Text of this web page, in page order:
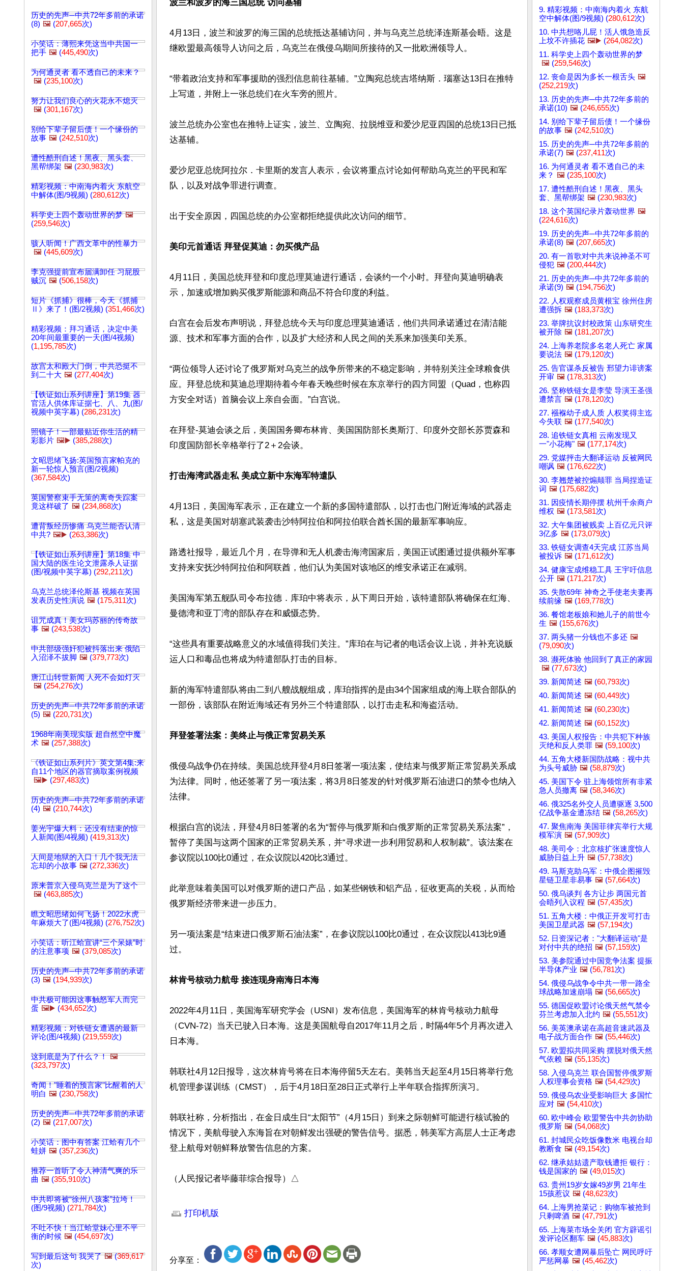
历史的先声─中共72年多前的承诺
(8) 🖼️ (207,665次)
小笑话：薄熙来凭这当中共国一
把手 🖼️ (445,490次)
为何通灵者 看不透自己的未来？
🖼️ (235,100次)
努力让我们良心的火花永不熄灭
🖼️ (301,167次)
别给下辈子留后债！一个缘份的
故事 🖼️ (242,510次)
遭性酷刑自述！黑夜、黑头套、
黑帮绑架 🖼️ (230,983次)
精彩视频：中南海内着火 东航空
中解体(图/9视频) (280,612次)
科学史上四个轰动世界的梦 🖼️
(259,546次)
骇人听闻！广西文革中的性暴力
🖼️ (445,609次)
李克强提前宣布届满卸任 习屁股
贼沉 🖼️ (506,158次)
短片《抓捕》很棒，今天《抓捕
Ⅱ》来了！(图/2视频) (351,466次)
精彩视频：拜习通话，决定中美
20年间最重要的一天(图/4视频)
(1,195,785次)
故宫太和殿大门倒，中共恐挺不
到二十大 🖼️ (277,404次)
【铁证如山系列讲座】第19集 器
官活人供体库证据七、八、九(图/
视频中英字幕) (286,231次)
照镜子！一部最贴近你生活的精
彩影片 🖼️▶️ (385,288次)
文昭思绪飞扬:英国预言家帕克的
新一轮惊人预言(图/2视频)
(367,584次)
英国警察束手无策的离奇失踪案
竟这样破了 🖼️ (234,868次)
遭背叛经历惨痛 乌克兰能否认清
中共? 🖼️▶️ (263,386次)
【铁证如山系列讲座】第18集 中
国大陆的医生论文泄露杀人证据
(图/视频中英字幕) (292,211次)
乌克兰总统泽伦斯基 视频在英国
发表历史性演说 🖼️ (175,311次)
诅咒成真！美女玛苏丽的传奇故
事 🖼️ (243,538次)
中共部级强奸犯被抖落出来 俄陷
入沼泽不拔脚 🖼️ (379,773次)
唐江山转世新闻 人死不会如灯灭
🖼️ (254,276次)
历史的先声─中共72年多前的承诺
(5) 🖼️ (220,731次)
1968年南美现实版 超自然空中魔
术 🖼️ (257,388次)
《铁证如山系列片》英文第4集:来
自11个地区的器官摘取案例视频
🖼️▶️ (297,483次)
历史的先声─中共72年多前的承诺
(4) 🖼️ (210,744次)
姜光宇爆大料：还没有结束的惊
人新闻(图/4视频) (419,313次)
人间是地狱的入口！几个我无法
忘却的小故事 🖼️ (272,336次)
原来普京入侵乌克兰是为了这个
🖼️ (463,885次)
瞧文昭思绪如何飞扬！2022水虎
年麻烦大了(图/4视频) (276,752次)
小笑话：听江蛤宣讲“三个呆婊”时
的注意事项 🖼️ (379,085次)
历史的先声─中共72年多前的承诺
(3) 🖼️ (194,939次)
中共极可能因这事触怒军人而完
蛋 🖼️▶️ (434,652次)
精彩视频：对铁链女遭遇的最新
评论(图/4视频) (219,559次)
这到底是为了什么？！ 🖼️
(323,797次)
奇闻！"睡着的预言家"比醒着的人
明白 🖼️ (230,758次)
历史的先声─中共72年多前的承诺
(2) 🖼️ (217,007次)
小笑话：图中有答案 江蛤有几个
蛙姘 🖼️ (357,236次)
推荐一首听了令人神清气爽的乐
曲 🖼️ (355,910次)
中共即将被“徐州八孩案”拉垮！
(图/9视频) (271,784次)
不吐不快！当江蛤堂妹心里不平
衡的时候 🖼️ (454,697次)
写到最后这句 我哭了 🖼️(369,617
次)
波兰和波罗的海三国总统 访问基辅
4月13日，波兰和波罗的海三国的总统抵达基辅访问，并与乌克兰总统泽连斯基会晤。这是
继欧盟最高领导人访问之后，乌克兰在俄侵乌期间所接待的又一批欧洲领导人。
“带着政治支持和军事援助的强烈信息前往基辅。”立陶宛总统吉塔纳斯．瑙塞达13日在推特
上写道，并附上一张总统们在火车旁的照片。
波兰总统办公室也在推特上证实，波兰、立陶宛、拉脱维亚和爱沙尼亚四国的总统13日已抵
达基辅。
爱沙尼亚总统阿拉尔．卡里斯的发言人表示，会议将重点讨论如何帮助乌克兰的平民和军
队，以及对战争罪进行调查。
出于安全原因，四国总统的办公室都拒绝提供此次访问的细节。
美印元首通话 拜登促莫迪：勿买俄产品
4月11日，美国总统拜登和印度总理莫迪进行通话，会谈约一个小时。拜登向莫迪明确表
示，加速或增加购买俄罗斯能源和商品不符合印度的利益。
白宫在会后发布声明说，拜登总统今天与印度总理莫迪通话，他们共同承诺通过在清洁能
源、技术和军事方面的合作，以及扩大经济和人民之间的关系来加强美印关系。
“两位领导人还讨论了俄罗斯对乌克兰的战争所带来的不稳定影响，并特别关注全球粮食供
应。拜登总统和莫迪总理期待着今年春天晚些时候在东京举行的四方同盟（Quad，也称四
方安全对话）首脑会议上亲自会面。”白宫说。
在拜登-莫迪会谈之后，美国国务卿布林肯、美国国防部长奥斯汀、印度外交部长苏贾森和
印度国防部长辛格举行了2＋2会谈。
打击海湾武器走私 美成立新中东海军特遣队
4月13日，美国海军表示，正在建立一个新的多国特遣部队，以打击也门附近海域的武器走
私，这是美国对胡塞武装袭击沙特阿拉伯和阿拉伯联合酋长国的最新军事响应。
路透社报导，最近几个月，在导弹和无人机袭击海湾国家后，美国正试图通过提供额外军事
支持来安抚沙特阿拉伯和阿联酋，他们认为美国对该地区的维安承诺正在减弱。
美国海军第五舰队司令布拉德．库珀中将表示，从下周日开始，该特遣部队将确保在红海、
曼德湾和亚丁湾的部队存在和威慑态势。
“这些具有重要战略意义的水域值得我们关注。”库珀在与记者的电话会议上说，并补充说贩
运人口和毒品也将成为特遣部队打击的目标。
新的海军特遣部队将由二到八艘战舰组成，库珀指挥的是由34个国家组成的海上联合部队的
一部份，该部队在附近海域还有另外三个特遣部队，以打击走私和海盗活动。
拜登签署法案：美终止与俄正常贸易关系
俄侵乌战争仍在持续。美国总统拜登4月8日签署一项法案，使结束与俄罗斯正常贸易关系成
为法律。同时，他还签署了另一项法案，将3月8日签发的针对俄罗斯石油进口的禁令也纳入
法律。
根据白宫的说法，拜登4月8日签署的名为“暂停与俄罗斯和白俄罗斯的正常贸易关系法案”，
暂停了美国与这两个国家的正常贸易关系，并“寻求进一步利用贸易和人权制裁”。该法案在
参议院以100比0通过，在众议院以420比3通过。
此举意味着美国可以对俄罗斯的进口产品，如某些钢铁和铝产品，征收更高的关税，从而给
俄罗斯经济带来进一步压力。
另一项法案是“结束进口俄罗斯石油法案”，在参议院以100比0通过，在众议院以413比9通
过。
林肯号核动力航母 接连现身南海日本海
2022年4月11日，美国海军研究学会（USNI）发布信息，美国海军的林肯号核动力航母
（CVN-72）当天已驶入日本海。这是美国航母自2017年11月之后，时隔4年5个月再次进入
日本海。
韩联社4月12日报导，这次林肯号将在日本海停留5天左右。美韩当天起至4月15日将举行危
机管理参谋训练（CMST），后于4月18日至28日正式举行上半年联合指挥所演习。
韩联社称，分析指出，在金日成生日“太阳节”（4月15日）到来之际朝鲜可能进行核试验的
情况下，美航母驶入东海旨在对朝鲜发出强硬的警告信号。据悉，韩美军方高层人士正考虑
登上航母对朝鲜释放警告信息的方案。
（人民报记者毕藤菲综合报导）△
打印机版
分享至：
9. 精彩视频：中南海内着火 东航
空中解体(图/9视频) (280,612次)
10. 中共想咯儿屁！活人饿急造反
上坟不许插花 🖼️▶️ (264,082次)
11. 科学史上四个轰动世界的梦
🖼️ (259,546次)
12. 丧命是因为多长一根舌头 🖼️
(252,219次)
13. 历史的先声─中共72年多前的
承诺(10) 🖼️ (246,655次)
14. 别给下辈子留后债！一个缘份
的故事 🖼️ (242,510次)
15. 历史的先声─中共72年多前的
承诺(7) 🖼️ (237,411次)
16. 为何通灵者 看不透自己的未
来？ 🖼️ (235,100次)
17. 遭性酷刑自述！黑夜、黑头
套、黑帮绑架 🖼️ (230,983次)
18. 这个英国纪录片轰动世界 🖼️
(224,616次)
19. 历史的先声─中共72年多前的
承诺(8) 🖼️ (207,665次)
20. 有一首歌对中共来说神圣不可
侵犯 🖼️ (200,444次)
21. 历史的先声─中共72年多前的
承诺(9) 🖼️ (194,756次)
22. 人权观察成员黄根宝 徐州住房
遭强拆 🖼️ (183,373次)
23. 举牌抗议封校政策 山东研究生
被开除 🖼️ (181,207次)
24. 上海养老院多名老人死亡 家属
要说法 🖼️ (179,120次)
25. 告官谋杀反被告 邢望力诽谤案
开审 🖼️ (178,313次)
26. 坚称铁链女是李莹 导演王圣强
遭禁言 🖼️ (178,120次)
27. 襁褓幼子成人质 人权奖得主迄
今失联 🖼️ (177,540次)
28. 追铁链女真相 云南发现又
一"小花梅" 🖼️ (177,174次)
29. 党媒抨击大翻译运动 反被网民
嘲讽 🖼️ (176,622次)
30. 李翘楚被控煽颠罪 当局捏造证
词 🖼️ (175,682次)
31. 因疫情长期停摆 杭州千余商户
维权 🖼️ (173,581次)
32. 大午集团被贱卖 上百亿元只评
3亿多 🖼️ (173,079次)
33. 铁链女调查4天完成 江苏当局
被投诉 🖼️ (171,612次)
34. 健康宝成维稳工具 王宇吁信息
公开 🖼️ (171,217次)
35. 失散69年 神奇之手使老夫妻再
续前缘 🖼️ (169,778次)
36. 餐馆老板娘和她儿子的前世今
生 🖼️ (155,676次)
37. 两头猪一分钱也不多还 🖼️
(79,090次)
38. 濒死体验 他回到了真正的家园
🖼️ (77,673次)
39. 新闻简述 🖼️ (60,793次)
40. 新闻简述 🖼️ (60,449次)
41. 新闻简述 🖼️ (60,230次)
42. 新闻简述 🖼️ (60,152次)
43. 美国人权报告：中共犯下种族
灭绝和反人类罪 🖼️ (59,100次)
44. 五角大楼新国防战略：视中共
为头号威胁 🖼️ (58,879次)
45. 美国下令 驻上海领馆所有非紧
急人员撤离 🖼️ (58,346次)
46. 俄325名外交人员遭驱逐 3,500
亿战争基金遭冻结 🖼️ (58,265次)
47. 聚焦南海 美国菲律宾举行大规
模军演 🖼️ (57,909次)
48. 美司令：北京核扩张速度惊人
威胁日益上升 🖼️ (57,738次)
49. 马斯克助乌军：中俄企图摧毁
星链卫星非易事 🖼️ (57,664次)
50. 俄乌谈判 各方让步 两国元首
会晤列入议程 🖼️ (57,435次)
51. 五角大楼：中俄正开发可打击
美国卫星武器 🖼️ (57,194次)
52. 日资深记者："大翻译运动"是
对付中共的绝招 🖼️ (57,159次)
53. 美参院通过中国竞争法案 提振
半导体产业 🖼️ (56,781次)
54. 俄侵乌战争令中共一带一路全
球战略加速崩塌 🖼️ (56,665次)
55. 德国促欧盟讨论俄天然气禁令
芬兰考虑加入北约 🖼️ (55,551次)
56. 美英澳承诺在高超音速武器及
电子战方面合作 🖼️ (55,446次)
57. 欧盟拟共同采购 摆脱对俄天然
气依赖 🖼️ (55,135次)
58. 入侵乌克兰 联合国暂停俄罗斯
人权理事会资格 🖼️ (54,429次)
59. 俄侵乌农业受影响巨大 多国忙
应对 🖼️ (54,410次)
60. 欧中峰会 欧盟警告中共勿协助
俄罗斯 🖼️ (54,068次)
61. 封城民众吃饭像数米 电视台却
教断食 🖼️ (49,154次)
62. 继承姑姑遗产取钱遭拒 银行：
钱是国家的 🖼️ (49,015次)
63. 贵州19岁女嫁49岁男 21年生
15孩惹议 🖼️ (48,623次)
64. 上海男抢菜记：购物车被抢到
只剩啤酒 🖼️ (47,791次)
65. 上海菜市场全关闭 官方辟谣引
发评论区翻车 🖼️ (45,883次)
66. 孝顺女遭网暴后坠亡 网民呼吁
严惩网暴 🖼️ (45,462次)